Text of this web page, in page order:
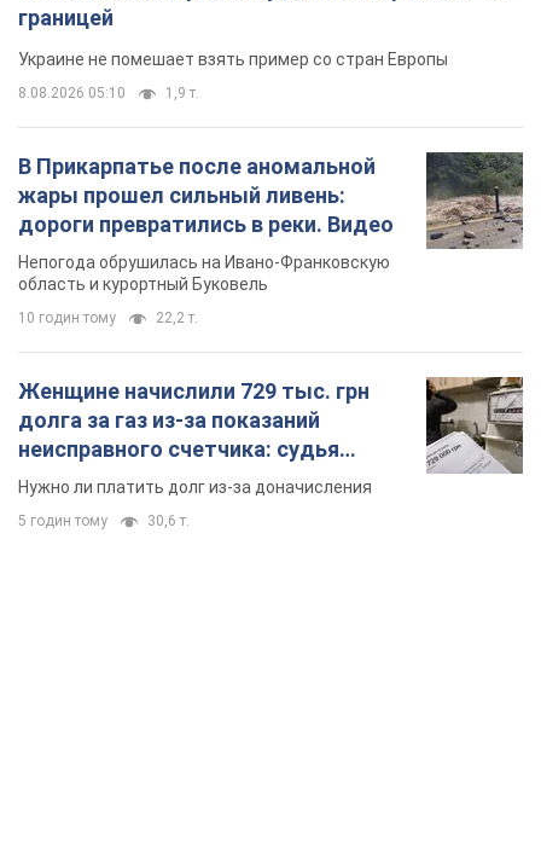
границей
Украине не помешает взять пример со стран Европы
8.08.2026 05:10 1,9 т.
В Прикарпатье после аномальной
жары прошел сильный ливень:
дороги превратились в реки. Видео
Непогода обрушилась на Ивано-Франковскую
область и курортный Буковель
10 годин тому 22,2 т.
Женщине начислили 729 тыс. грн
долга за газ из-за показаний
неисправного счетчика: судья
вынес неожиданное решение
Нужно ли платить долг из-за доначисления
5 годин тому 30,6 т.